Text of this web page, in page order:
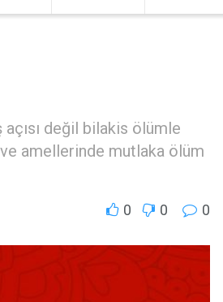
açısı değil bilakis ölümle
ve amellerinde mutlaka ölüm
0 0 0